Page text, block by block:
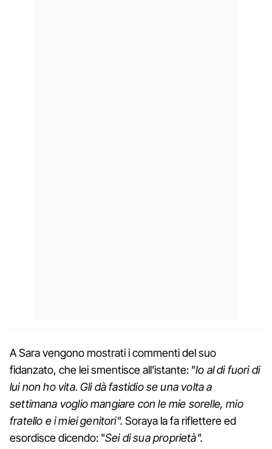
A Sara vengono mostrati i commenti del suo
fidanzato, che lei smentisce all'istante: "Io al di fuori di
lui non ho vita. Gli dà fastidio se una volta a
settimana voglio mangiare con le mie sorelle, mio
fratello e i miei genitori".Soraya la fa riflettere ed
esordisce dicendo: "Sei di sua proprietà".